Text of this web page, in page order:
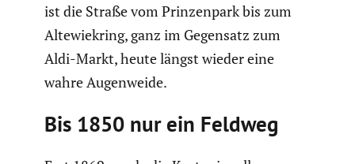
ist die Straße vom Prinzen­park bis zum
Altewie­kring, ganz im Gegensatz zum
Aldi-Markt, heute längst wieder eine
wahre Augen­weide.
Bis 1850 nur ein Feldweg